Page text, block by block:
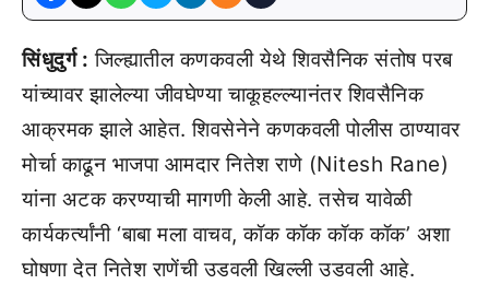
सिंधुदुर्ग : जिल्ह्यातील कणकवली येथे शिवसैनिक संतोष परब
यांच्यावर झालेल्या जीवघेण्या चाकूहल्ल्यानंतर शिवसैनिक
आक्रमक झाले आहेत. शिवसेनेने कणकवली पोलीस ठाण्यावर
मोर्चा काढून भाजपा आमदार नितेश राणे (Nitesh Rane)
यांना अटक करण्याची मागणी केली आहे. तसेच यावेळी
कार्यकर्त्यांनी ‘बाबा मला वाचव, कॉक कॉक कॉक कॉक’ अशा
घोषणा देत नितेश राणेंची उडवली खिल्ली उडवली आहे.